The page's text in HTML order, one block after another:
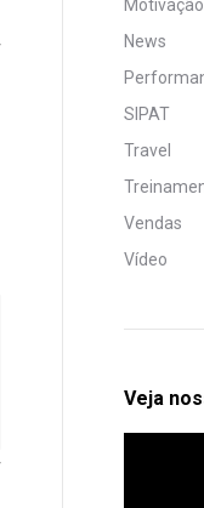
Motivação
News
SIPAT
Travel
Vendas
Vídeo
Veja